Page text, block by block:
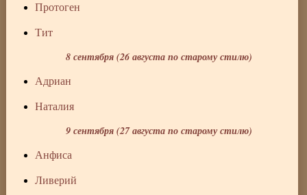
Протоген
Тит
8 сентября (26 августа по старому стилю)
Адриан
Наталия
9 сентября (27 августа по старому стилю)
Анфиса
Ливерий